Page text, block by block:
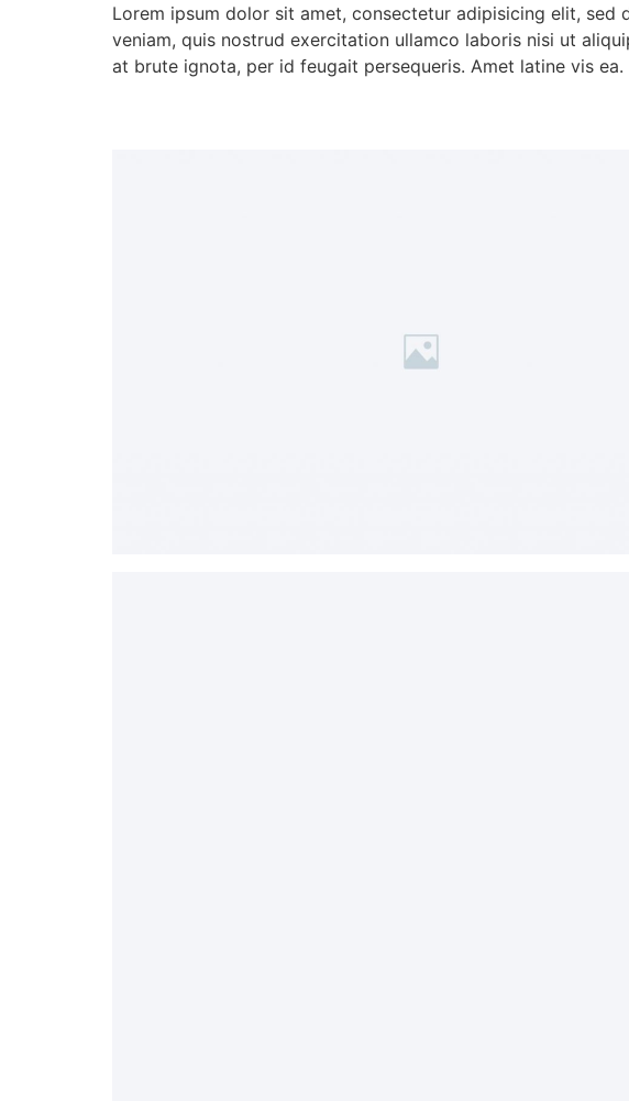
Lorem ipsum dolor sit amet, consectetur adipisicing elit,
veniam, quis nostrud exercitation ullamco laboris nisi ut
at brute ignota, per id feugait persequeris. Amet latine vis